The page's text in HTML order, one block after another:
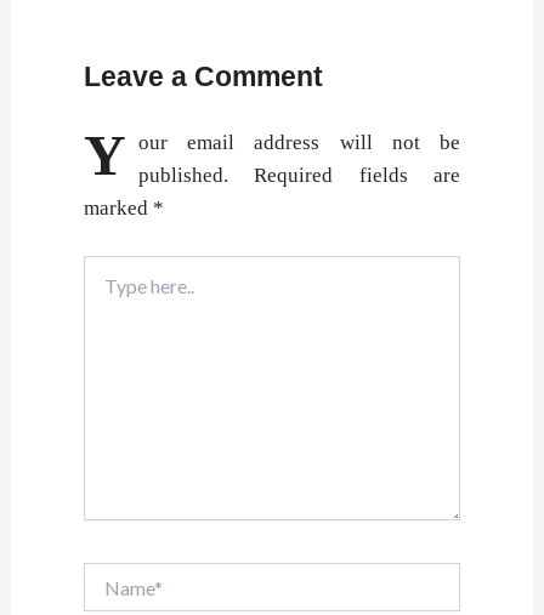
Leave a Comment
Y our email address will not be
published.
Required fields are
marked *
here..